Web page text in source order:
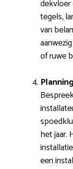
dekvloer
tegels,
van
of ruwe
het jaar.
een